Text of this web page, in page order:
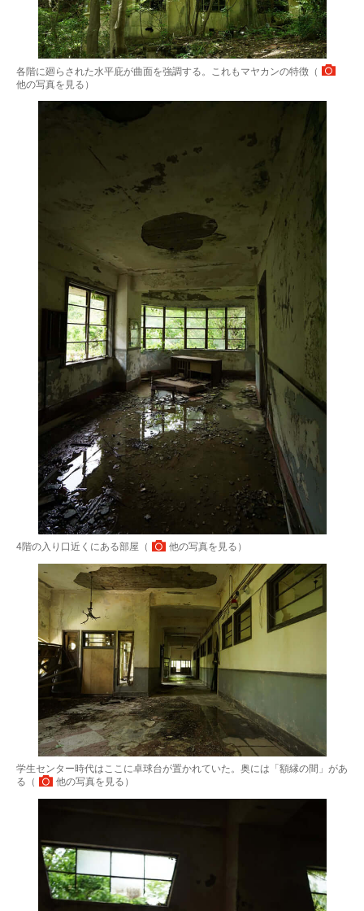
各階に廻らされた水平庇が曲面を強調する。これもマヤカンの特徴（
他の写真を見る ）
4階の入り口近くにある部屋（ 他の写真を見る ）
学生センター時代はここに卓球台が置かれていた。奥には「額縁の間」があ
る（
他の写真を見る ）